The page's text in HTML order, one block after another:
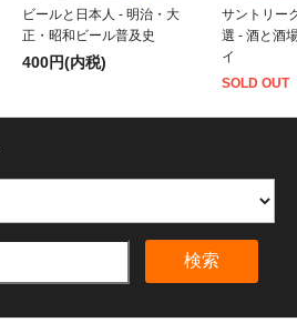
ビールと日本人 - 明治・大
正・昭和ビール普及史
400円(内税)
サントリー
選 - 酒と酒
イ
SOLD OUT
検索